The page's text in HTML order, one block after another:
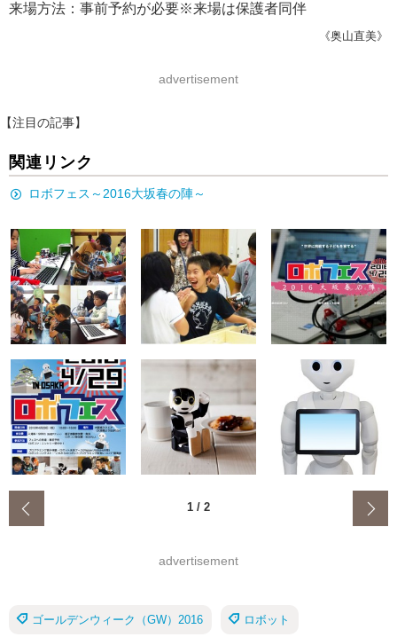
来場方法：事前予約が必要※来場は保護者同伴
《奥山直美》
advertisement
【注目の記事】
関連リンク
ロボフェス～2016大坂春の陣～
1 / 2
advertisement
ゴールデンウィーク（GW）2016 ロボット